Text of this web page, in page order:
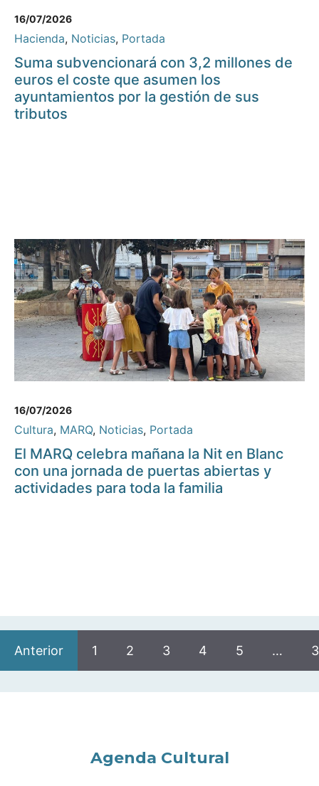
16/07/2026
Hacienda, Noticias, Portada
Suma subvencionará con 3,2 millones de
euros el coste que asumen los
ayuntamientos por la gestión de sus
tributos
16/07/2026
Cultura, MARQ, Noticias, Portada
El MARQ celebra mañana la Nit en Blanc
con una jornada de puertas abiertas y
actividades para toda la familia
Anterior 1 2 3 4 5 …
Agenda Cultural